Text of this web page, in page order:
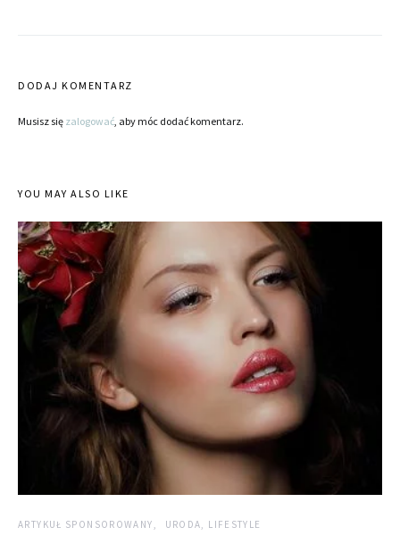
DODAJ KOMENTARZ
Musisz się zalogować , aby móc dodać komentarz.
YOU MAY ALSO LIKE
ARTYKUŁ SPONSOROWANY URODA, LIFESTYLE